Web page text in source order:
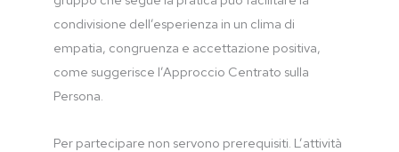
condivisione dell’esperienza in un clima di
empatia, congruenza e accettazione positiva,
come suggerisce l’Approccio Centrato sulla
Persona.
Per partecipare non servono prerequisiti. L’attività